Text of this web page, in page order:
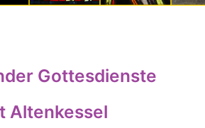
Gottesdienste
Altenkessel